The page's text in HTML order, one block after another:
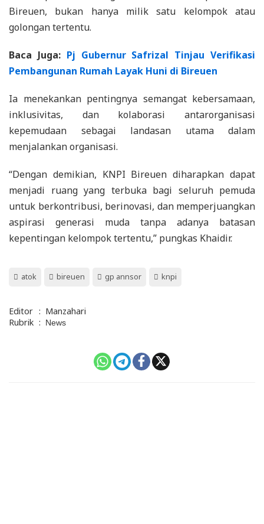
Bireuen, bukan hanya milik satu kelompok atau
golongan tertentu.
Baca Juga: Pj Gubernur Safrizal Tinjau Verifikasi
Pembangunan Rumah Layak Huni di Bireuen
Ia menekankan pentingnya semangat kebersamaan,
inklusivitas, dan kolaborasi antarorganisasi
kepemudaan sebagai landasan utama dalam
menjalankan organisasi.
“Dengan demikian, KNPI Bireuen diharapkan dapat
menjadi ruang yang terbuka bagi seluruh pemuda
untuk berkontribusi, berinovasi, dan memperjuangkan
aspirasi generasi muda tanpa adanya batasan
kepentingan kelompok tertentu,” pungkas Khaidir.
atok bireuen gp annsor knpi
Editor : Manzahari
Rubrik : News